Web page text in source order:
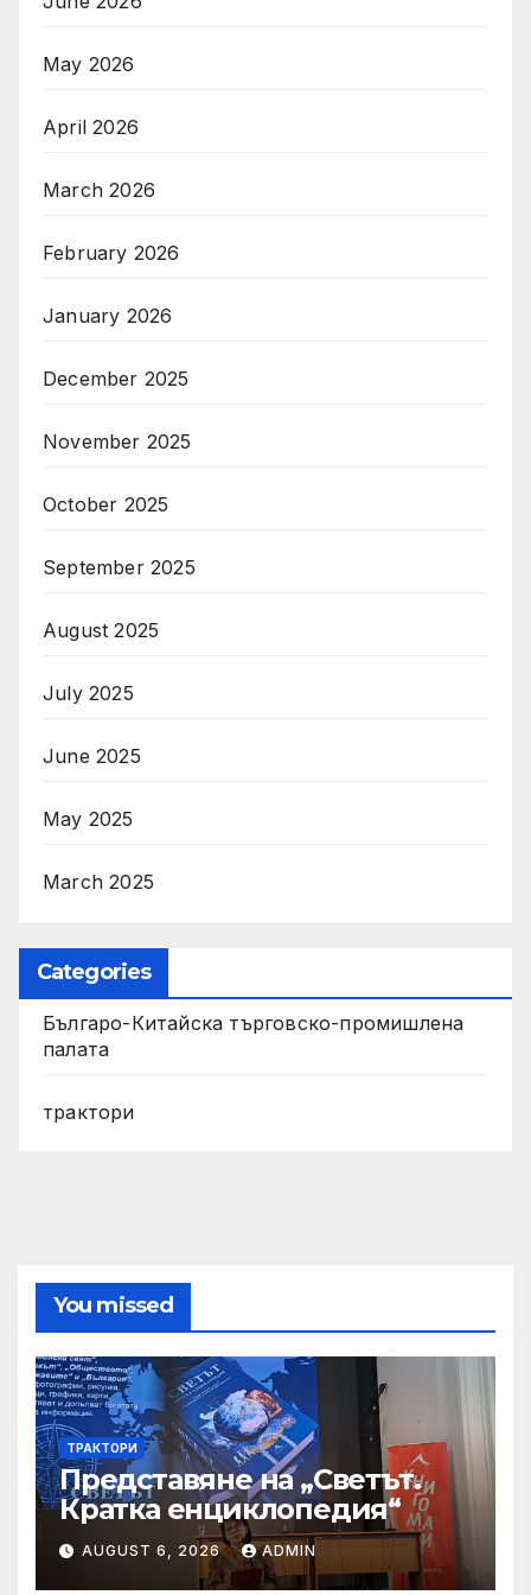
May 2026
April 2026
March 2026
February 2026
January 2026
December 2025
November 2025
October 2025
September 2025
August 2025
July 2025
June 2025
May 2025
March 2025
Categories
Българо-Китайска търговско-промишлена
палата
трактори
You missed
ТРАКТОРИ
Представяне на „Светът.
Кратка енциклопедия“
AUGUST 6, 2026 ADMIN